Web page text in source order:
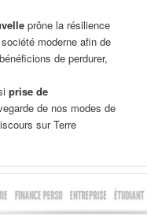
prône la résilience
moderne afin de
de perdurer,
prise de
de nos modes de
sur Terre